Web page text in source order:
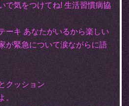
で気をつけてね! 生活習慣病協
ーキ あなたがいるから楽しい
が緊急について涙ながらに語
クッション
。